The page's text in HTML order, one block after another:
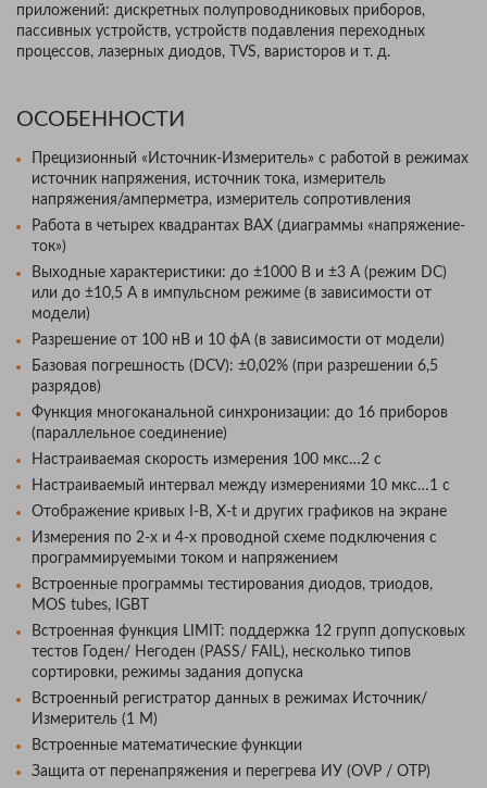
приложений: дискретных полупроводниковых приборов,
пассивных устройств, устройств подавления переходных
процессов, лазерных диодов, TVS, варисторов и т. д.
ОСОБЕННОСТИ
Прецизионный «Источник-Измеритель» с работой в режимах
источник напряжения, источник тока, измеритель
напряжения/амперметра, измеритель сопротивления
Работа в четырех квадрантах ВАХ (диаграммы «напряжение-
ток»)
Выходные характеристики: до ±1000 В и ±3 А (режим DC)
или до ±10,5 А в импульсном режиме (в зависимости от
модели)
Разрешение от 100 нВ и 10 фА (в зависимости от модели)
Базовая погрешность (DCV): ±0,02% (при разрешении 6,5
разрядов)
Функция многоканальной синхронизации: до 16 приборов
(параллельное соединение)
Настраиваемая скорость измерения 100 мкс…2 с
Настраиваемый интервал между измерениями 10 мкс…1 с
Отображение кривых I-В, X-t и других графиков на экране
Измерения по 2-х и 4-х проводной схеме подключения с
программируемыми током и напряжением
Встроенные программы тестирования диодов, триодов,
MOS tubes, IGBT
Встроенная функция LIMIT: поддержка 12 групп допусковых
тестов Годен/ Негоден (PАSS/ FAIL), несколько типов
сортировки, режимы задания допуска
Встроенный регистратор данных в режимах Источник/
Измеритель (1 М)
Встроенные математические функции
Защита от перенапряжения и перегрева ИУ (OVP / OTP)